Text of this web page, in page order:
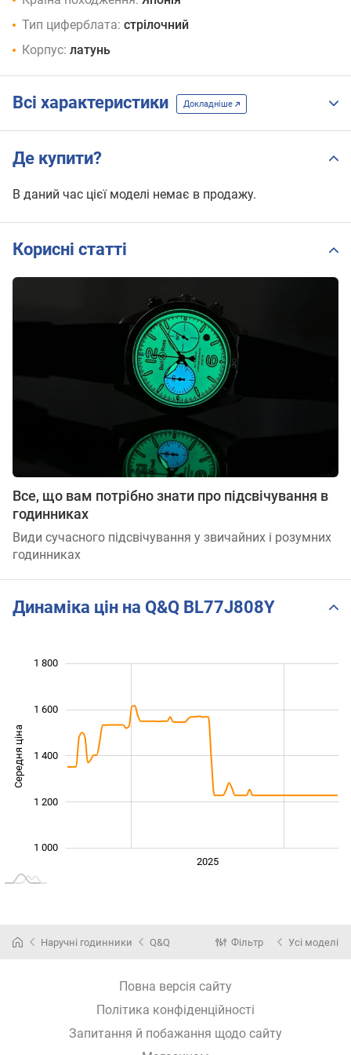
Тип циферблата: стрілочний
Корпус: латунь
Всі характеристики Докладніше
Де купити?
В даний час цієї моделі немає в продажу.
Корисні статті
Все, що вам потрібно знати про підсвічування в
годинниках
Види сучасного підсвічування у звичайних і розумних
годинниках
Динаміка цін на Q&Q BL77J808Y
Середня ціна 1 000
1 000
1 200
1 400
1 600
1 800
2025
Наручні годинники Q&Q Фільтр Усі моделі
Повна версія сайту
Політика конфіденційності
Запитання й побажання щодо сайту